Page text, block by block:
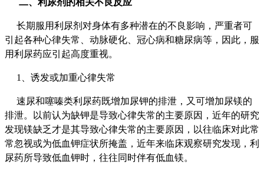
长期服用利尿剂对身体有多种潜在的不良影响，严重者可
引起各种心律失常、动脉硬化、冠心病和糖尿病等，因此，服
用利尿药应引起高度重视。
1、诱发或加重心律失常
速尿和噻嗪类利尿药既增加尿钾的排泄，又可增加尿镁的
排泄。以前认为缺钾是导致心律失常的主要原因，近年的研究
发现镁缺乏才是其导致心律失常的主要原因，以往临床对此常
常忽视或为低血钾症状所掩盖，近年来临床观察研究发现，利
尿药所导致低血钾时，往往同时伴有低血镁。